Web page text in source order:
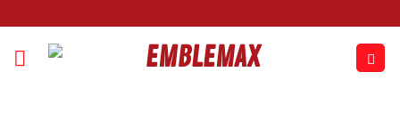
to
content